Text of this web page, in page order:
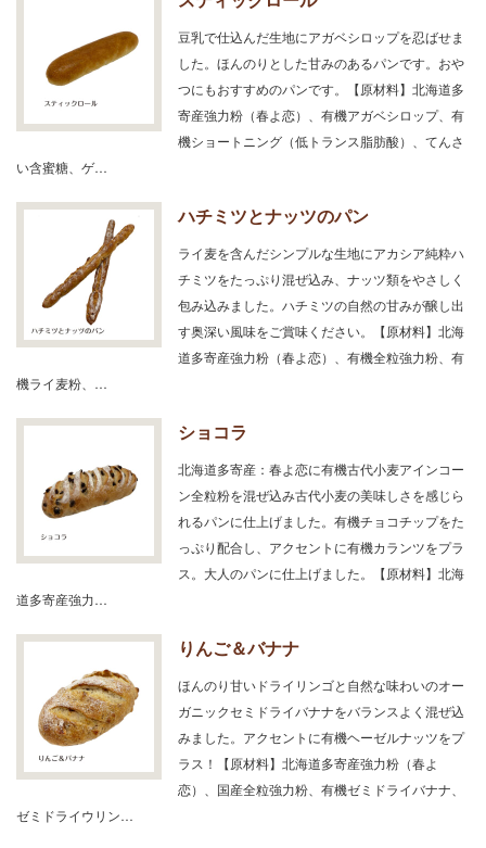
豆乳で仕込んだ生地にアガベシロップを忍ばせま
した。ほんのりとした甘みのあるパンです。おや
つにもおすすめのパンです。【原材料】北海道多
寄産強力粉（春よ恋）、有機アガベシロップ、有
機ショートニング（低トランス脂肪酸）、てんさ
い含蜜糖、ゲ…
ハチミツとナッツのパン
ライ麦を含んだシンプルな生地にアカシア純粋ハ
チミツをたっぷり混ぜ込み、ナッツ類をやさしく
包み込みました。ハチミツの自然の甘みが醸し出
す奥深い風味をご賞味ください。【原材料】北海
道多寄産強力粉（春よ恋）、有機全粒強力粉、有
機ライ麦粉、…
ショコラ
北海道多寄産：春よ恋に有機古代小麦アインコー
ン全粒粉を混ぜ込み古代小麦の美味しさを感じら
れるパンに仕上げました。有機チョコチップをた
っぷり配合し、アクセントに有機カランツをプラ
ス。大人のパンに仕上げました。【原材料】北海
道多寄産強力…
りんご＆バナナ
ほんのり甘いドライリンゴと自然な味わいのオー
ガニックセミドライバナナをバランスよく混ぜ込
みました。アクセントに有機ヘーゼルナッツをプ
ラス！【原材料】北海道多寄産強力粉（春よ
恋）、国産全粒強力粉、有機ゼミドライバナナ、
ゼミドライウリン…